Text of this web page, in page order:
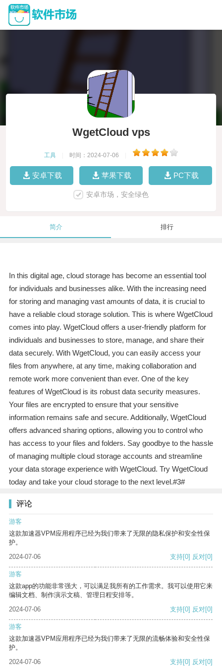
WgetCloud vps
工具 时间：2024-07-06
安卓下载 苹果下载 PC下载
安卓市场，安全绿色
简介 排行
In this digital age, cloud storage has become an essential tool
for individuals and businesses alike. With the increasing need
for storing and managing vast amounts of data, it is crucial to
have a reliable cloud storage solution. This is where WgetCloud
comes into play. WgetCloud offers a user-friendly platform for
individuals and businesses to store, manage, and share their
data securely. With WgetCloud, you can easily access your
files from anywhere, at any time, making collaboration and
remote work more convenient than ever. One of the key
features of WgetCloud is its robust data security measures.
Your files are encrypted to ensure that your sensitive
information remains safe and secure. Additionally, WgetCloud
offers advanced sharing options, allowing you to control who
has access to your files and folders. Say goodbye to the hassle
of managing multiple cloud storage accounts and streamline
your data storage experience with WgetCloud. Try WgetCloud
today and take your cloud storage to the next level.#3#
评论
游客
这款加速器VPM应用程序已经为我们带来了无限的隐私保护和安全性保
护。
2024-07-06
支持[0] 反对[0]
游客
这款app的功能非常强大，可以满足我所有的工作需求。我可以使用它来
编辑文档、制作演示文稿、管理日程安排等。
2024-07-06
支持[0] 反对[0]
游客
这款加速器VPM应用程序已经为我们带来了无限的流畅体验和安全性保
护。
2024-07-06
支持[0] 反对[0]